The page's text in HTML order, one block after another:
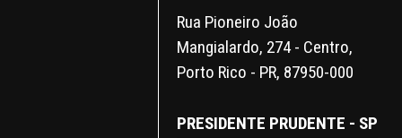
Rua Pioneiro João
Mangialardo, 274 - Centro,
Porto Rico - PR, 87950-000
PRESIDENTE PRUDENTE - SP